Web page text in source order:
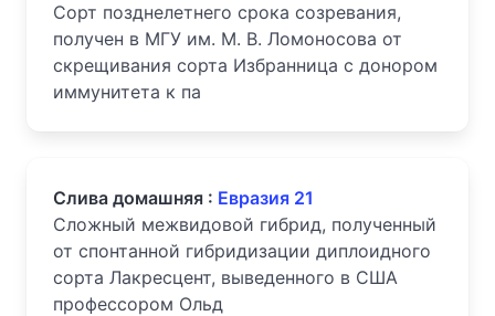
Сорт позднелетнего срока созревания,
получен в МГУ им. М. В. Ломоносова от
скрещивания сорта Избранница с донором
иммунитета к па
Слива домашняя : Евразия 21
Сложный межвидовой гибрид, полученный
от спонтанной гибридизации диплоидного
сорта Лакресцент, выведенного в США
профессором Ольд